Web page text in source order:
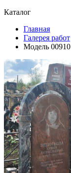
Каталог
Главная
Галерея работ
Модель 00910